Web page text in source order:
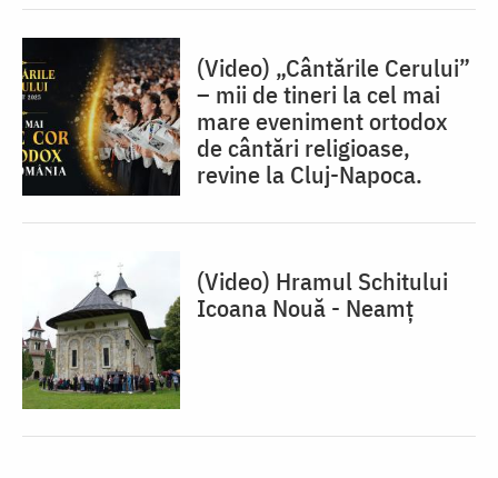
(Video) „Cântările Cerului”
– mii de tineri la cel mai
mare eveniment ortodox
de cântări religioase,
revine la Cluj-Napoca.
(Video) Hramul Schitului
Icoana Nouă - Neamț